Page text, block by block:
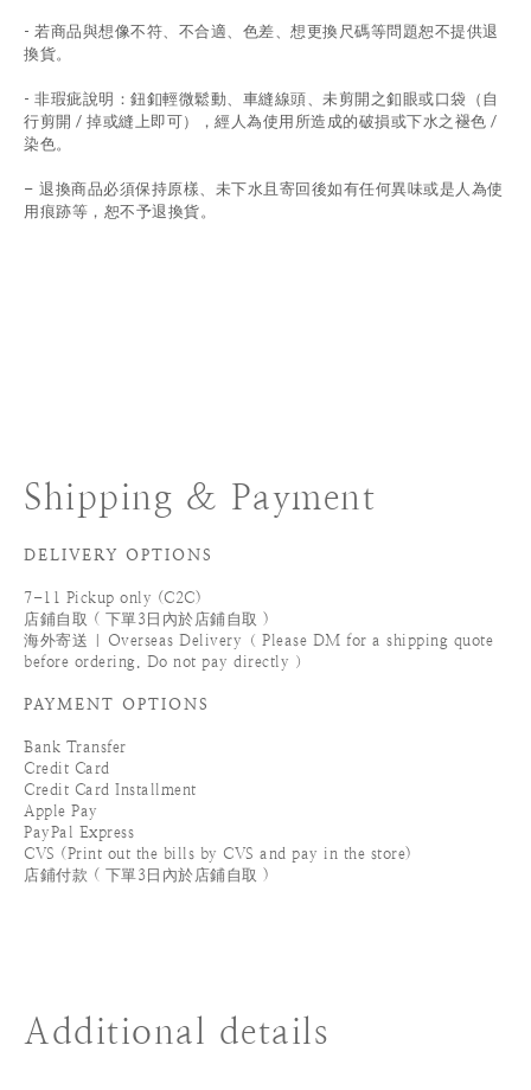
- 若商品與想像不符、不合適、色差、想更換尺碼等問題恕不提供退
換貨。
- 非瑕疵說明：鈕釦輕微鬆動、車縫線頭、未剪開之釦眼或口袋（自
行剪開 / 掉或縫上即可），經人為使用所造成的破損或下水之褪色 /
染色。
- 退換商品必須保持原樣、未下水且 寄回後如有任何異味或是人為使
用痕跡等 ， 恕不予退換貨。
Shipping & Payment
DELIVERY OPTIONS
7-11 Pickup only (C2C)
店鋪自取 ( 下單3日內於店鋪自取 )
海外寄送 | Overseas Delivery（ Please DM for a shipping quote
before ordering. Do not pay directly ）
PAYMENT OPTIONS
Bank Transfer
Credit Card
Credit Card Installment
Apple Pay
PayPal Express
CVS (Print out the bills by CVS and pay in the store)
店鋪付款 ( 下單3日內於店鋪自取 )
Additional details